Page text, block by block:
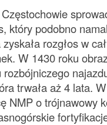
który podobno
rozgłos w
W 1430 roku
trwała aż 4 lata.
NMP o trójnawowy